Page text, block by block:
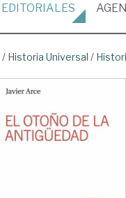
EDITORIALES
/ Historia Universal /